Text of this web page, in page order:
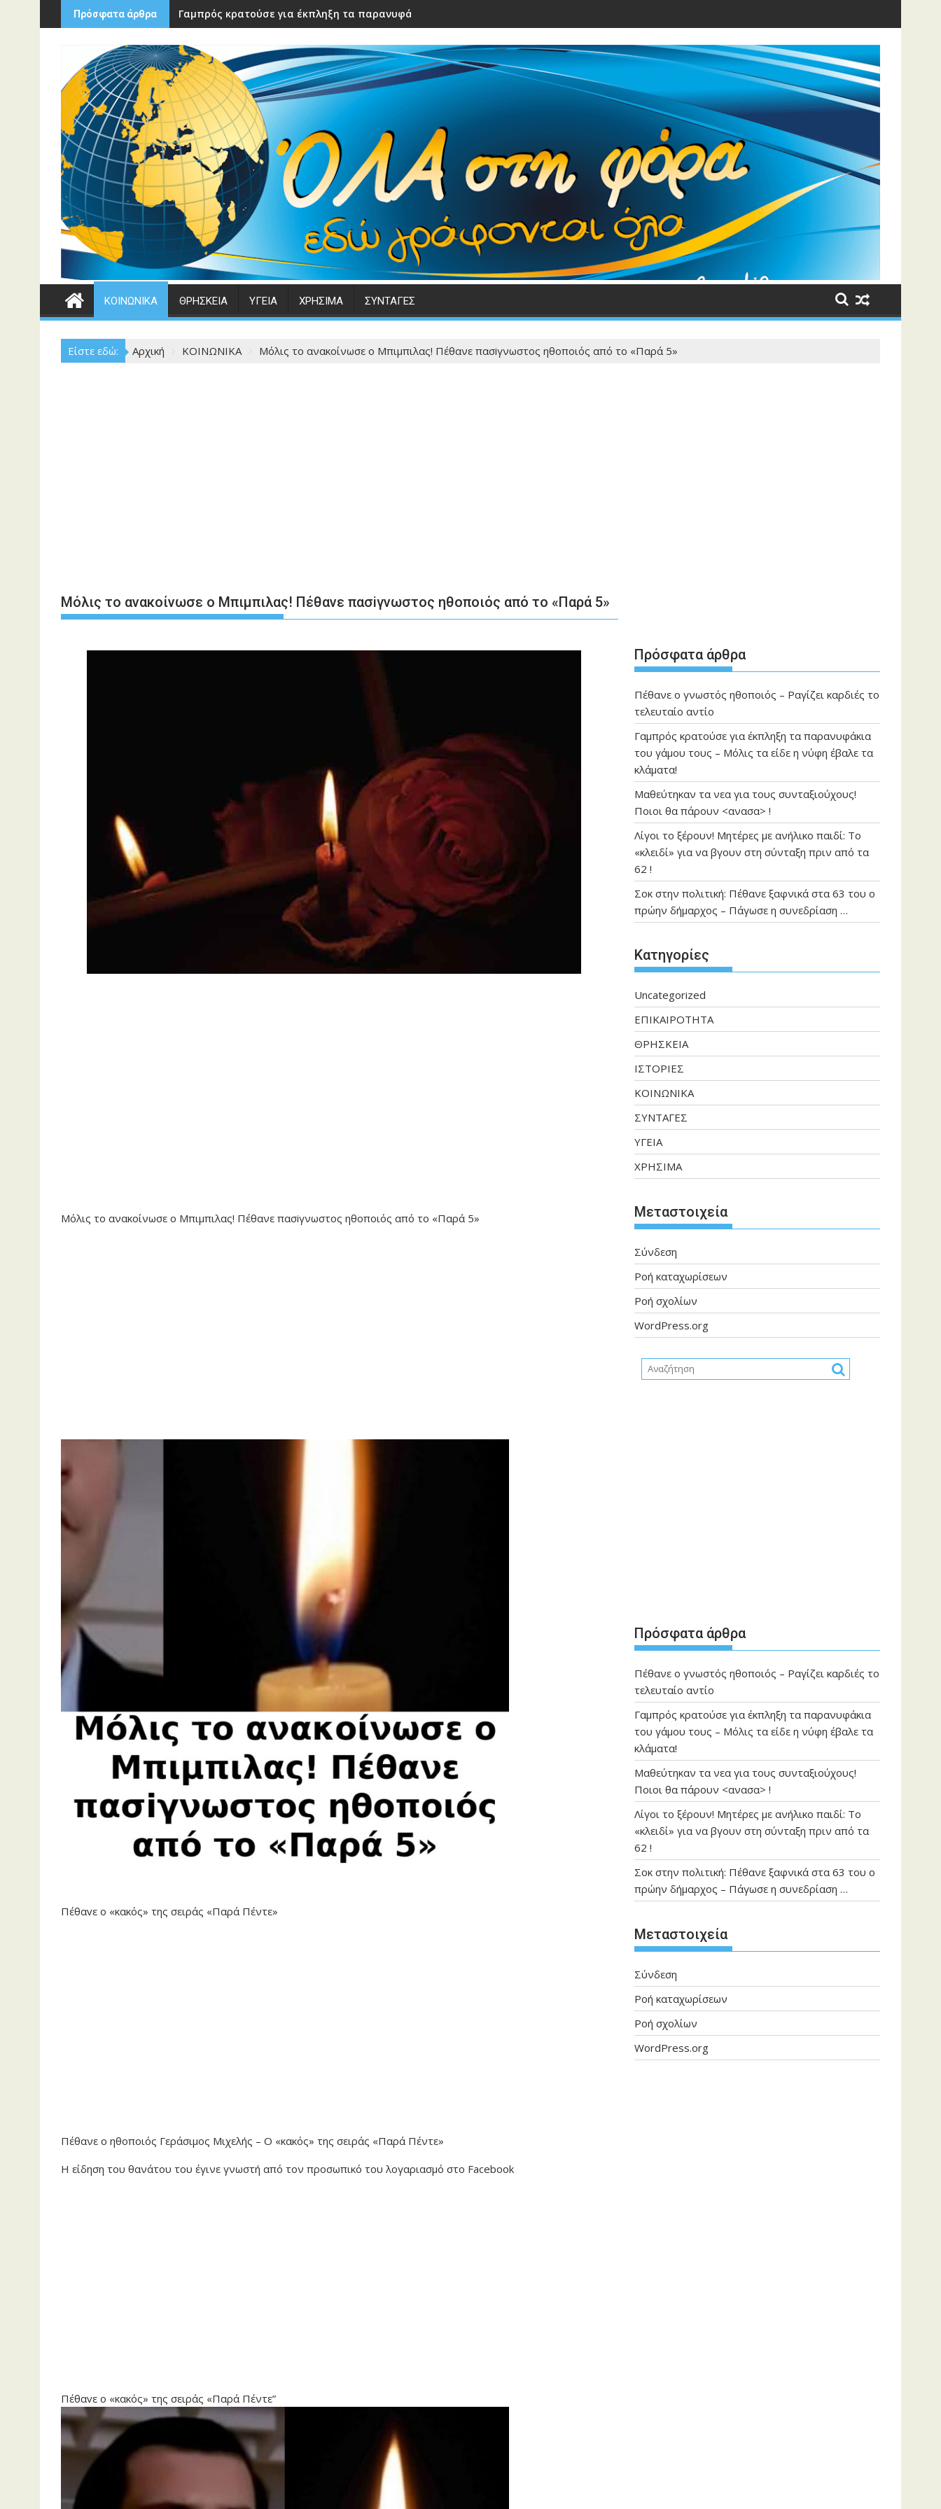
Περάστε
στο
περιεχόμενο
Πρόσφατα άρθρα Γαμπρός κρατούσε για έκπληξη τα παρανυφάκια του γάμου τους – Μόλις τα είδε η νύφη έβαλε τα κλάματα!
ΚΟΙΝΩΝΙΚΑ ΘΡΗΣΚΕΙΑ ΥΓΕΙΑ ΧΡΗΣΙΜΑ ΣΥΝΤΑΓΕΣ
Είστε εδώ: Αρχική ΚΟΙΝΩΝΙΚΑ Μόλις το ανακοίνωσε ο Μπιμπιλας! Πέθανε πασiγνωστος ηθοποιός από το «Παρά 5»
Μόλις το ανακοίνωσε ο Μπιμπιλας! Πέθανε πασiγνωστος ηθοποιός από το «Παρά 5»
Μόλις το ανακοίνωσε ο Μπιμπιλας! Πέθανε πασiγνωστος ηθοποιός από το «Παρά 5»
Πέθαvε ο «κακός» της σειράς «Παρά Πέντε»
Πέθανε ο ηθοποιός Γεράσιμος Μιχελής – Ο «κακός» της σειράς «Παρά Πέντε»
Η είδηση του θανάτου του έγινε γνωστή από τον προσωπικό του λογαριασμό στο Facebook
Πέθαvε ο «κακός» της σειράς «Παρά Πέντε”
Πρόσφατα άρθρα
Πέθανε ο γνωστός ηθοποιός – Ραγίζει καρδιές το
τελευταίο αντίο
Γαμπρός κρατούσε για έκπληξη τα παρανυφάκια
του γάμου τους – Μόλις τα είδε η νύφη έβαλε τα
κλάματα!
Μαθεύτηκαν τα νεα για τους συνταξιούχους!
Ποιοι θα πάρουν <ανασα> !
Λίγοι το ξέρουν! Μητέρες με ανήλικο παιδί: Το
«κλειδί» για να βγουν στη σύνταξη πριν από τα
62 !
Σοκ στην πολιτική: Πέθανε ξαφνικά στα 63 του ο
πρώην δήμαρχος – Πάγωσε η συνεδρίαση …
Kατηγορίες
Uncategorized
ΕΠΙΚΑΙΡΟΤΗΤΑ
ΘΡΗΣΚΕΙΑ
ΙΣΤΟΡΙΕΣ
ΚΟΙΝΩΝΙΚΑ
ΣΥΝΤΑΓΕΣ
ΥΓΕΙΑ
ΧΡΗΣΙΜΑ
Μεταστοιχεία
Σύνδεση
Ροή καταχωρίσεων
Ροή σχολίων
WordPress.org
Πρόσφατα άρθρα
Πέθανε ο γνωστός ηθοποιός – Ραγίζει καρδιές το
τελευταίο αντίο
Γαμπρός κρατούσε για έκπληξη τα παρανυφάκια
του γάμου τους – Μόλις τα είδε η νύφη έβαλε τα
κλάματα!
Μαθεύτηκαν τα νεα για τους συνταξιούχους!
Ποιοι θα πάρουν <ανασα> !
Λίγοι το ξέρουν! Μητέρες με ανήλικο παιδί: Το
«κλειδί» για να βγουν στη σύνταξη πριν από τα
62 !
Σοκ στην πολιτική: Πέθανε ξαφνικά στα 63 του ο
πρώην δήμαρχος – Πάγωσε η συνεδρίαση …
Μεταστοιχεία
Σύνδεση
Ροή καταχωρίσεων
Ροή σχολίων
WordPress.org